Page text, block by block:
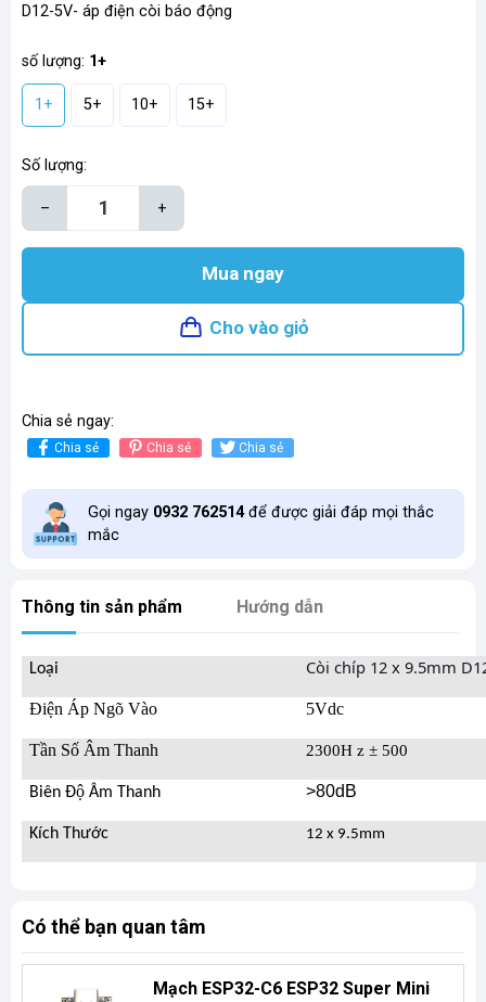
D12-5V- áp điện còi báo động
số lượng: 1+
1+ 5+ 10+ 15+
Số lượng:
– +
Mua ngay
Cho vào giỏ
Chia sẻ ngay:
Chia sẻ Chia sẻ Chia sẻ
Gọi ngay 0932 762514để được giải đáp mọi thắc
mắc
Thông tin sản phẩm Hướng dẫn
Loại Còi chíp 12 x 9.5mm
Điện Áp Ngõ Vào 5Vdc
Tần Số Âm Thanh 2300H z ± 500
Biên Độ Âm Thanh >80dB
Kích Thước 12 x 9.5mm
Có thể bạn quan tâm
Mạch ESP32-C6 ESP32 Super Mini